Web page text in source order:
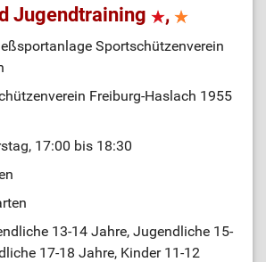
Jugendtraining ,
Sportschützenverein
Freiburg-Haslach 1955
17:00 bis 18:30
13-14 Jahre, Jugendliche 15-
17-18 Jahre, Kinder 11-12